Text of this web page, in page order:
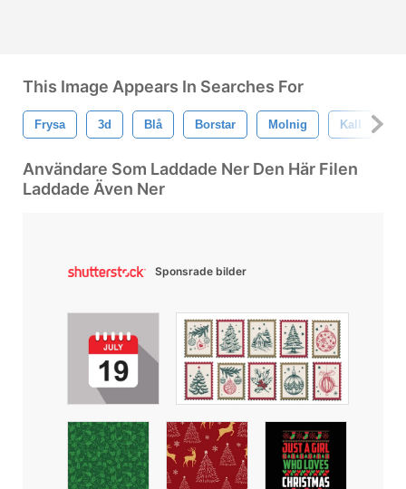
This Image Appears In Searches For
Frysa 3d Blå Borstar Molnig Kall
Användare Som Laddade Ner Den Här Filen
Laddade Även Ner
Sponsrade bilder